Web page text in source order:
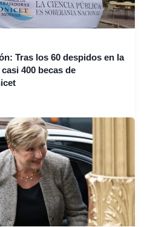
Tras los 60 despidos en la
400 becas de